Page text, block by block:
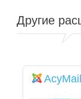
Другие